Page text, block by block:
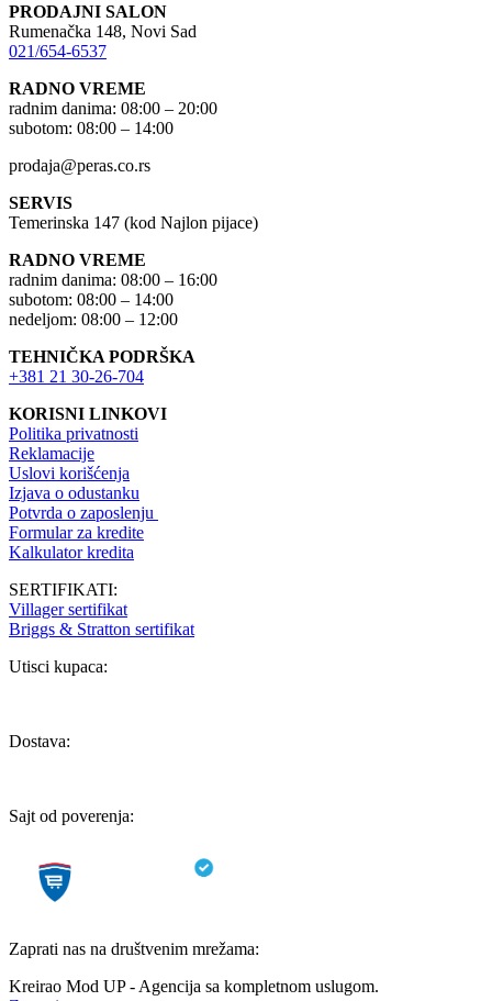
PRODAJNI SALON
Rumenačka 148, Novi Sad
021/654-6537
RADNO VREME
radnim danima: 08:00 – 20:00
subotom: 08:00 – 14:00
prodaja@peras.co.rs
SERVIS
Temerinska 147 (kod Najlon pijace)
RADNO VREME
radnim danima: 08:00 – 16:00
subotom: 08:00 – 14:00
nedeljom: 08:00 – 12:00
TEHNIČKA PODRŠKA
+381 21 30-26-704
KORISNI LINKOVI
Politika privatnosti
Reklamacije
Uslovi korišćenja
Izjava o odustanku
Potvrda o zaposlenju
Formular za kredite
Kalkulator kredita
SERTIFIKATI:
Villager sertifikat
Briggs & Stratton sertifikat
Utisci kupaca:
Dostava:
Sajt od poverenja:
Zaprati nas na društvenim mrežama:
Kreirao Mod UP - Agencija sa kompletnom uslugom.